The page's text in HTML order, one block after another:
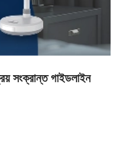
সংক্রান্ত গাইডলাইন